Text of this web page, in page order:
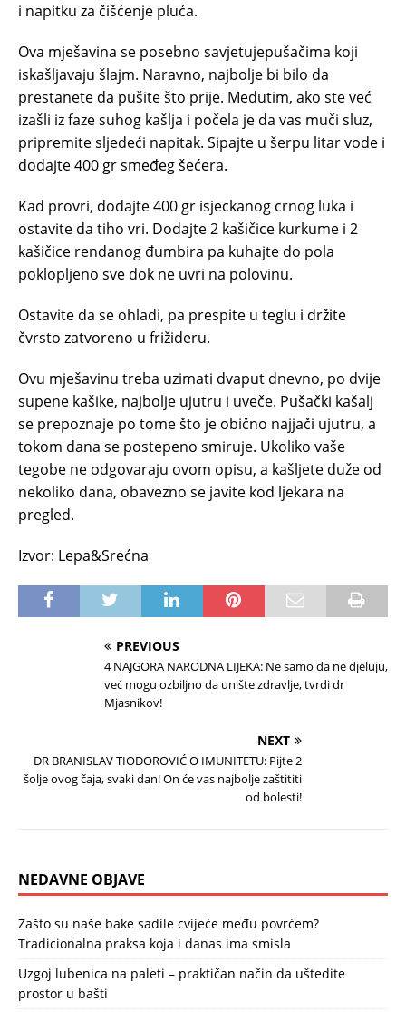
i napitku za čišćenje pluća.
Ova mješavina se posebno savjetujepušačima koji
iskašljavaju šlajm. Naravno, najbolje bi bilo da
prestanete da pušite što prije. Međutim, ako ste već
izašli iz faze suhog kašlja i počela je da vas muči sluz,
pripremite sljedeći napitak. Sipajte u šerpu litar vode i
dodajte 400 gr smeđeg šećera.
Kad provri, dodajte 400 gr isjeckanog crnog luka i
ostavite da tiho vri. Dodajte 2 kašičice kurkume i 2
kašičice rendanog đumbira pa kuhajte do pola
poklopljeno sve dok ne uvri na polovinu.
Ostavite da se ohladi, pa prespite u teglu i držite
čvrsto zatvoreno u frižideru.
Ovu mješavinu treba uzimati dvaput dnevno, po dvije
supene kašike, najbolje ujutru i uveče. Pušački kašalj
se prepoznaje po tome što je obično najjači ujutru, a
tokom dana se postepeno smiruje. Ukoliko vaše
tegobe ne odgovaraju ovom opisu, a kašljete duže od
nekoliko dana, obavezno se javite kod ljekara na
pregled.
Izvor: Lepa&Srećna
PREVIOUS
4 NAJGORA NARODNA LIJEKA: Ne samo da ne djeluju,
već mogu ozbiljno da unište zdravlje, tvrdi dr
Mjasnikov!
NEXT
DR BRANISLAV TIODOROVIĆ O IMUNITETU: Pijte 2
šolje ovog čaja, svaki dan! On će vas najbolje zaštititi
od bolesti!
NEDAVNE OBJAVE
Zašto su naše bake sadile cvijeće među povrćem?
Tradicionalna praksa koja i danas ima smisla
Uzgoj lubenica na paleti – praktičan način da uštedite
prostor u bašti